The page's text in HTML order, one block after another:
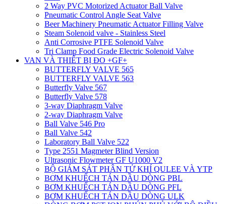
2 Way PVC Motorized Actuator Ball Valve
Pneumatic Control Angle Seat Valve
Beer Machinery Pneumatic Actuator Filling Valve
Steam Solenoid valve - Stainless Steel
Anti Corrosive PTFE Solenoid Valve
Tri Clamp Food Grade Electric Solenoid Valve
VAN VÀ THIẾT BỊ ĐO +GF+
BUTTERFLY VALVE 565
BUTTERFLY VALVE 563
Butterfly Valve 567
Butterfly Valve 578
3-way Diaphragm Valve
2-way Diaphragm Valve
Ball Valve 546 Pro
Ball Valve 542
Laboratory Ball Valve 522
Type 2551 Magmeter Blind Version
Ultrasonic Flowmeter GF U1000 V2
BỘ GIÁM SÁT PHÂN TỬ KHÍ QULEE VÀ YTP
BƠM KHUẾCH TÁN DẦU DÒNG PBL
BƠM KHUẾCH TÁN DẦU DÒNG PFL
BƠM KHUẾCH TÁN DẦU DÒNG ULK